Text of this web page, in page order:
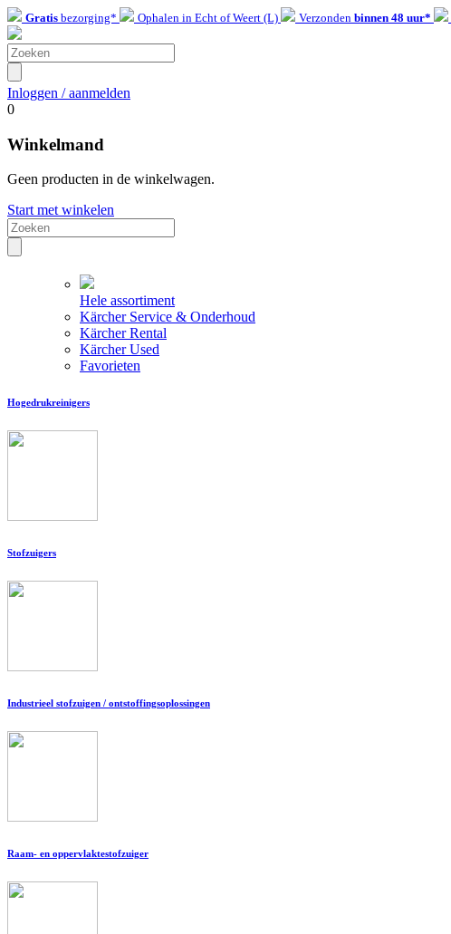
Gratis bezorging* Ophalen in Echt of Weert (L) Verzonden binnen 48 uur*
Inloggen / aanmelden
0
Winkelmand
Geen producten in de winkelwagen.
Start met winkelen
Hele assortiment
Kärcher Service & Onderhoud
Kärcher Rental
Kärcher Used
Favorieten
Hogedrukreinigers
Stofzuigers
Industrieel stofzuigen / ontstoffingsoplossingen
Raam- en oppervlaktestofzuiger